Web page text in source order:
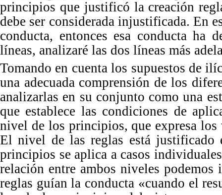
principios que justificó la creación
debe ser considerada injustificada. En
conducta, entonces esa conducta ha
líneas, analizaré las dos líneas más a
Tomando en cuenta los supuestos de
una adecuada comprensión de los
analizarlas en su conjunto como una
que establece las condiciones de
nivel de los principios, que expresa
El nivel de las reglas está
principios se aplica a casos
relación entre ambos niveles
reglas guían la conducta «cuando el